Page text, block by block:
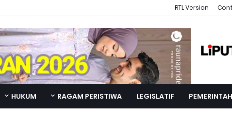
RTL Version
LEGISLATIF
RAGAM PERISTIWA
HUKUM